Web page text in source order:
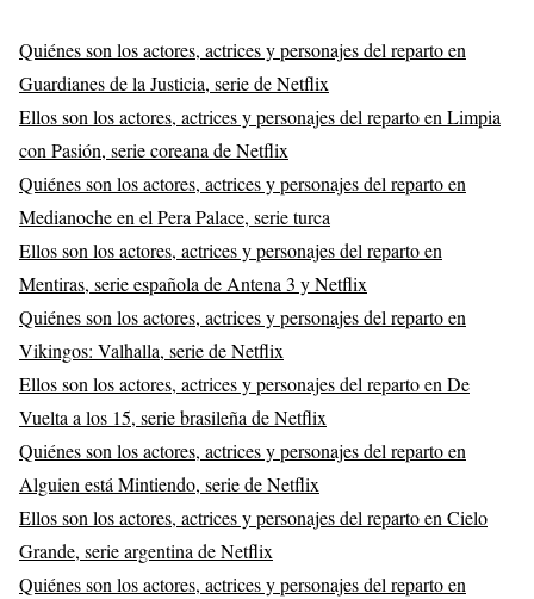
Quiénes son los actores, actrices y personajes del reparto en
Guardianes de la Justicia, serie de Netflix
Ellos son los actores, actrices y personajes del reparto en Limpia
con Pasión, serie coreana de Netflix
Quiénes son los actores, actrices y personajes del reparto en
Medianoche en el Pera Palace, serie turca
Ellos son los actores, actrices y personajes del reparto en
Mentiras, serie española de Antena 3 y Netflix
Quiénes son los actores, actrices y personajes del reparto en
Vikingos: Valhalla, serie de Netflix
Ellos son los actores, actrices y personajes del reparto en De
Vuelta a los 15, serie brasileña de Netflix
Quiénes son los actores, actrices y personajes del reparto en
Alguien está Mintiendo, serie de Netflix
Ellos son los actores, actrices y personajes del reparto en Cielo
Grande, serie argentina de Netflix
Quiénes son los actores, actrices y personajes del reparto en